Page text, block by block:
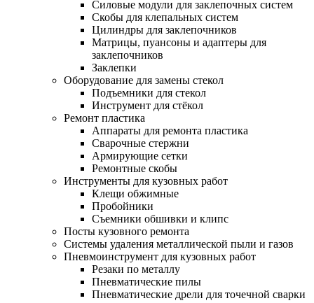
Силовые модули для заклепочных систем
Скобы для клепальных систем
Цилиндры для заклепочников
Матрицы, пуансоны и адаптеры для
заклепочников
Заклепки
Оборудование для замены стекол
Подъемники для стекол
Инструмент для стёкол
Ремонт пластика
Аппараты для ремонта пластика
Сварочные стержни
Армирующие сетки
Ремонтные скобы
Инструменты для кузовных работ
Клещи обжимные
Пробойники
Съемники обшивки и клипс
Посты кузовного ремонта
Системы удаления металлической пыли и газов
Пневмоинструмент для кузовных работ
Резаки по металлу
Пневматические пилы
Пневматические дрели для точечной сварки